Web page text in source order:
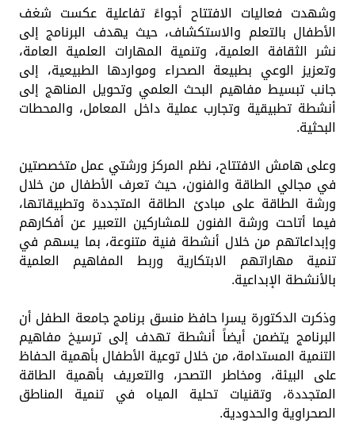
وشهدت فعاليات الافتتاح أجواءً تفاعلية عكست شغف
الأطفال بالتعلم والاستكشاف، حيث يهدف البرنامج إلى
نشر الثقافة العلمية، وتنمية المهارات العلمية العامة،
وتعزيز الوعي بطبيعة الصحراء ومواردها الطبيعية، إلى
جانب تبسيط مفاهيم البحث العلمي وتحويل المناهج إلى
أنشطة تطبيقية وتجارب عملية داخل المعامل، والمحطات
البحثية.
وعلى هامش الافتتاح، نظم المركز ورشتي عمل متخصصتين
في مجالي الطاقة والفنون، حيث تعرف الأطفال من خلال
ورشة الطاقة على مبادئ الطاقة المتجددة وتطبيقاتها،
فيما أتاحت ورشة الفنون للمشاركين التعبير عن أفكارهم
وإبداعاتهم من خلال أنشطة فنية متنوعة، بما يسهم في
تنمية مهاراتهم الابتكارية وربط المفاهيم العلمية
بالأنشطة الإبداعية.
وذكرت الدكتورة يسرا حافظ منسق برنامج جامعة الطفل أن
البرنامج يتضمن أيضاً أنشطة تهدف إلى ترسيخ مفاهيم
التنمية المستدامة، من خلال توعية الأطفال بأهمية الحفاظ
على البيئة، ومخاطر التصحر، والتعريف بأهمية الطاقة
المتجددة، وتقنيات تحلية المياه في تنمية المناطق
الصحراوية والحدودية.